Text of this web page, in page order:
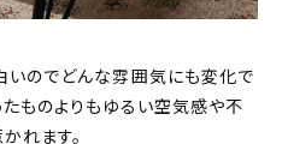
いのでどんな雰囲気にも変化で
ものよりもゆるい空気感や不
れます。